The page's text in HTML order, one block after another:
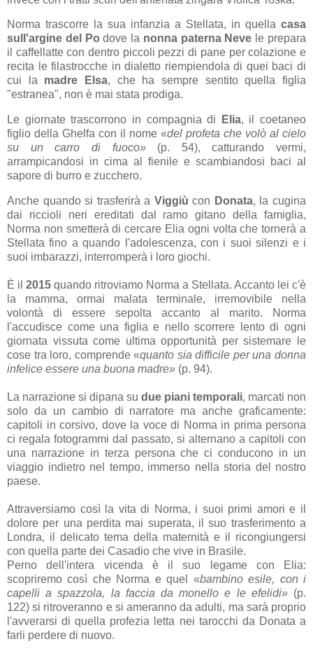
Norma trascorre la sua infanzia a Stellata, in quella casa
sull'argine del Po dove la nonna paterna Neve le prepara
il caffellatte con dentro piccoli pezzi di pane per colazione e
recita le filastrocche in dialetto riempiendola di quei baci di
cui la madre Elsa, che ha sempre sentito quella figlia
"estranea", non è mai stata prodiga.
Le giornate trascorrono in compagnia di Elia, il coetaneo
figlio della Ghelfa con il nome «del profeta che volò al cielo
su un carro di fuoco» (p. 54), catturando vermi,
arrampicandosi in cima al fienile e scambiandosi baci al
sapore di burro e zucchero.
Anche quando si trasferirà a Viggiù con Donata, la cugina
dai riccioli neri ereditati dal ramo gitano della famiglia,
Norma non smetterà di cercare Elia ogni volta che tornerà a
Stellata fino a quando l'adolescenza, con i suoi silenzi e i
suoi imbarazzi, interromperà i loro giochi.
È il 2015 quando ritroviamo Norma a Stellata. Accanto lei c'è
la mamma, ormai malata terminale, irremovibile nella
volontà di essere sepolta accanto al marito. Norma
l'accudisce come una figlia e nello scorrere lento di ogni
giornata vissuta come ultima opportunità per sistemare le
cose tra loro, comprende «quanto sia difficile per una donna
infelice essere una buona madre» (p. 94).
La narrazione si dipana su due piani temporali, marcati non
solo da un cambio di narratore ma anche graficamente:
capitoli in corsivo, dove la voce di Norma in prima persona
ci regala fotogrammi dal passato, si alternano a capitoli con
una narrazione in terza persona che ci conducono in un
viaggio indietro nel tempo, immerso nella storia del nostro
paese.
Attraversiamo così la vita di Norma, i suoi primi amori e il
dolore per una perdita mai superata, il suo trasferimento a
Londra, il delicato tema della maternità e il ricongiungersi
con quella parte dei Casadio che vive in Brasile.
Perno dell'intera vicenda è il suo legame con Elia:
scopriremo così che Norma e quel «bambino esile, con i
capelli a spazzola, la faccia da monello e le efelidi» (p.
122) si ritroveranno e si ameranno da adulti, ma sarà proprio
l'avverarsi di quella profezia letta nei tarocchi da Donata a
farli perdere di nuovo.